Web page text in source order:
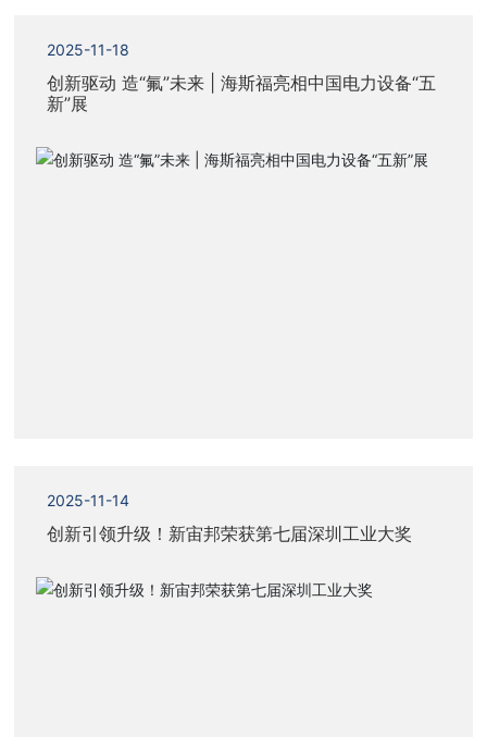
2025-11-18
创新驱动 造“氟”未来 | 海斯福亮相中国电力设备“五
新”展
2025-11-14
创新引领升级！新宙邦荣获第七届深圳工业大奖